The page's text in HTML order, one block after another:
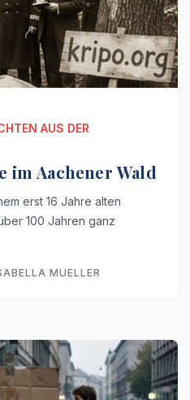
AUS DER
im Aachener Wald
erst 16 Jahre alten
100 Jahren ganz
MUELLER